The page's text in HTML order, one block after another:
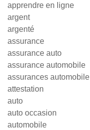
apprendre en ligne
argent
argenté
assurance
assurance auto
assurance automobile
assurances automobile
attestation
auto
auto occasion
automobile